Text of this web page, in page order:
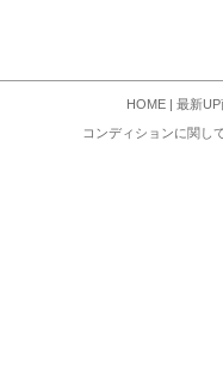
HOME | 最新
コンディションに関し